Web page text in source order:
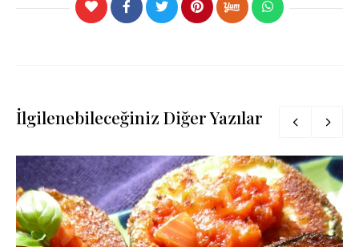
İlgilenebileceğiniz Diğer Yazılar